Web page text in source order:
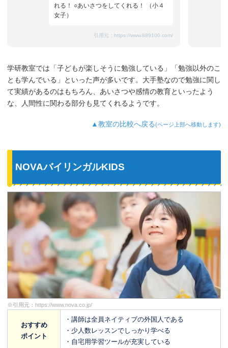
れる！ ○あいさつをしてくれる！ （小４
女子）
引用元： https://www.889100.com/
学研教室では「子どもが楽しそうに勉強している」「勉強以外のこ
とも学んでいる」といった声が多いです。大手塾なので勉強に関し
て実績があるのはもちろん、あいさつや感情の教育といったよう
な、人間性に関わる部分も見てくれるようです。
▲教室の比較へ戻る(ページ上部へ移動します)
NOVAバイリンガルKIDS
※引用元： https://www.nova.co.jp/
おすすめ
ポイント
・講師は全員ネイティブの外国人である
・少人数レッスンでしっかり学べる
・自宅用学習ツールが充実している